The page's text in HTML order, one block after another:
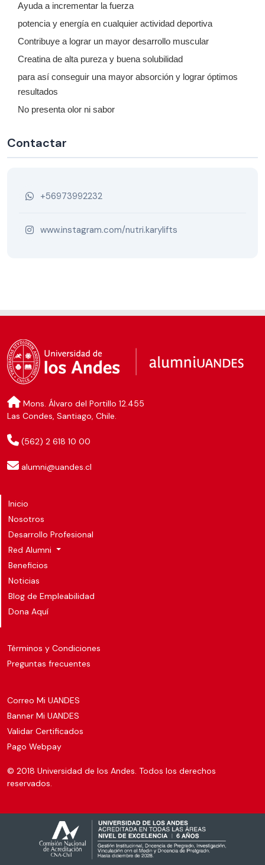
Ayuda a incrementar la fuerza
potencia y energía en cualquier actividad deportiva
Contribuye a lograr un mayor desarrollo muscular
Creatina de alta pureza y buena solubilidad
para así conseguir una mayor absorción y lograr óptimos
resultados
No presenta olor ni sabor
Contactar
+56973992232
www.instagram.com/nutri.karylifts
Mons. Álvaro del Portillo 12.455
Las Condes, Santiago, Chile.
(562) 2 618 10 00
alumni@uandes.cl
Inicio
Nosotros
Desarrollo Profesional
Red Alumni
Beneficios
Noticias
Blog de Empleabilidad
Dona Aquí
Términos y Condiciones
Preguntas frecuentes
Correo Mi UANDES
Banner Mi UANDES
Validar Certificados
Pago Webpay
© 2018 Universidad de los Andes. Todos los derechos
reservados.